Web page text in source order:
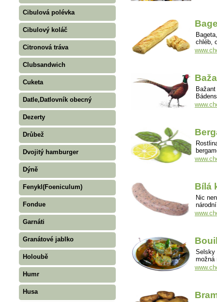
Cibulová polévka
Cibulový koláč
Citronová tráva
Clubsandwich
Cuketa
Datle,Datlovník obecný
Dezerty
Drůbež
Dvojitý hamburger
Dýně
Fenykl(Foeniculum)
Fondue
Garnáti
Granátové jablko
Holoubě
Humr
Husa
chléb,
Bílá
Nic
Selsky